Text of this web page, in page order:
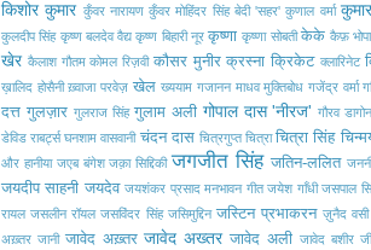
किशोर कुमार कुँवर नारायण कुँवर मोहिंदर सिंह बेदी 'सहर' कुणाल वर्मा
कुलदीप सिंह कृष्ण बलदेव वैद्य कृष्ण बिहारी नूर कृष्णा कृष्णा सोबती केके कैफ़
खेर कैलाश गौतम कोमल रिज़वी कौसर मुनीर क्रस्ना क्रिकेट क्लारिनेट
ख़ालिद होसैनी ख़्वाजा परवेज़ खेल ख्ययाम गजानन माधव मुक्तिबोध गजेंद्र वर्मा
दत्त गुलज़ार गुलराज सिंह गुलाम अली गोपाल दास 'नीरज' गौरव
डेविड राबर्ट्स घनशाम वासवानी चंदन दास चित्रगुप्त चित्रा चित्रा सिंह
और हानीया जएब बंगेश जक़ा सिद्दिकी जगजीत सिंह जतिन-ललित
जयदीप साहनी जयदेव जयशंकर प्रसाद मनभावन गीत जयेश गाँधी जसपाल
रायल जसलीन रॉयल जसविंदर सिंह जसिमुद्दिन जस्टिन प्रभाकरन ज़ुनैद वसी
अख़्तर जानी जावेद अख़्तर जावेद अख्तर जावेद अली जावेद बशीर